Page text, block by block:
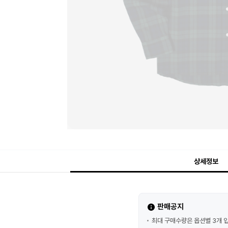
상세정보
판매공지
최대 구매수량은 옵션별 3개